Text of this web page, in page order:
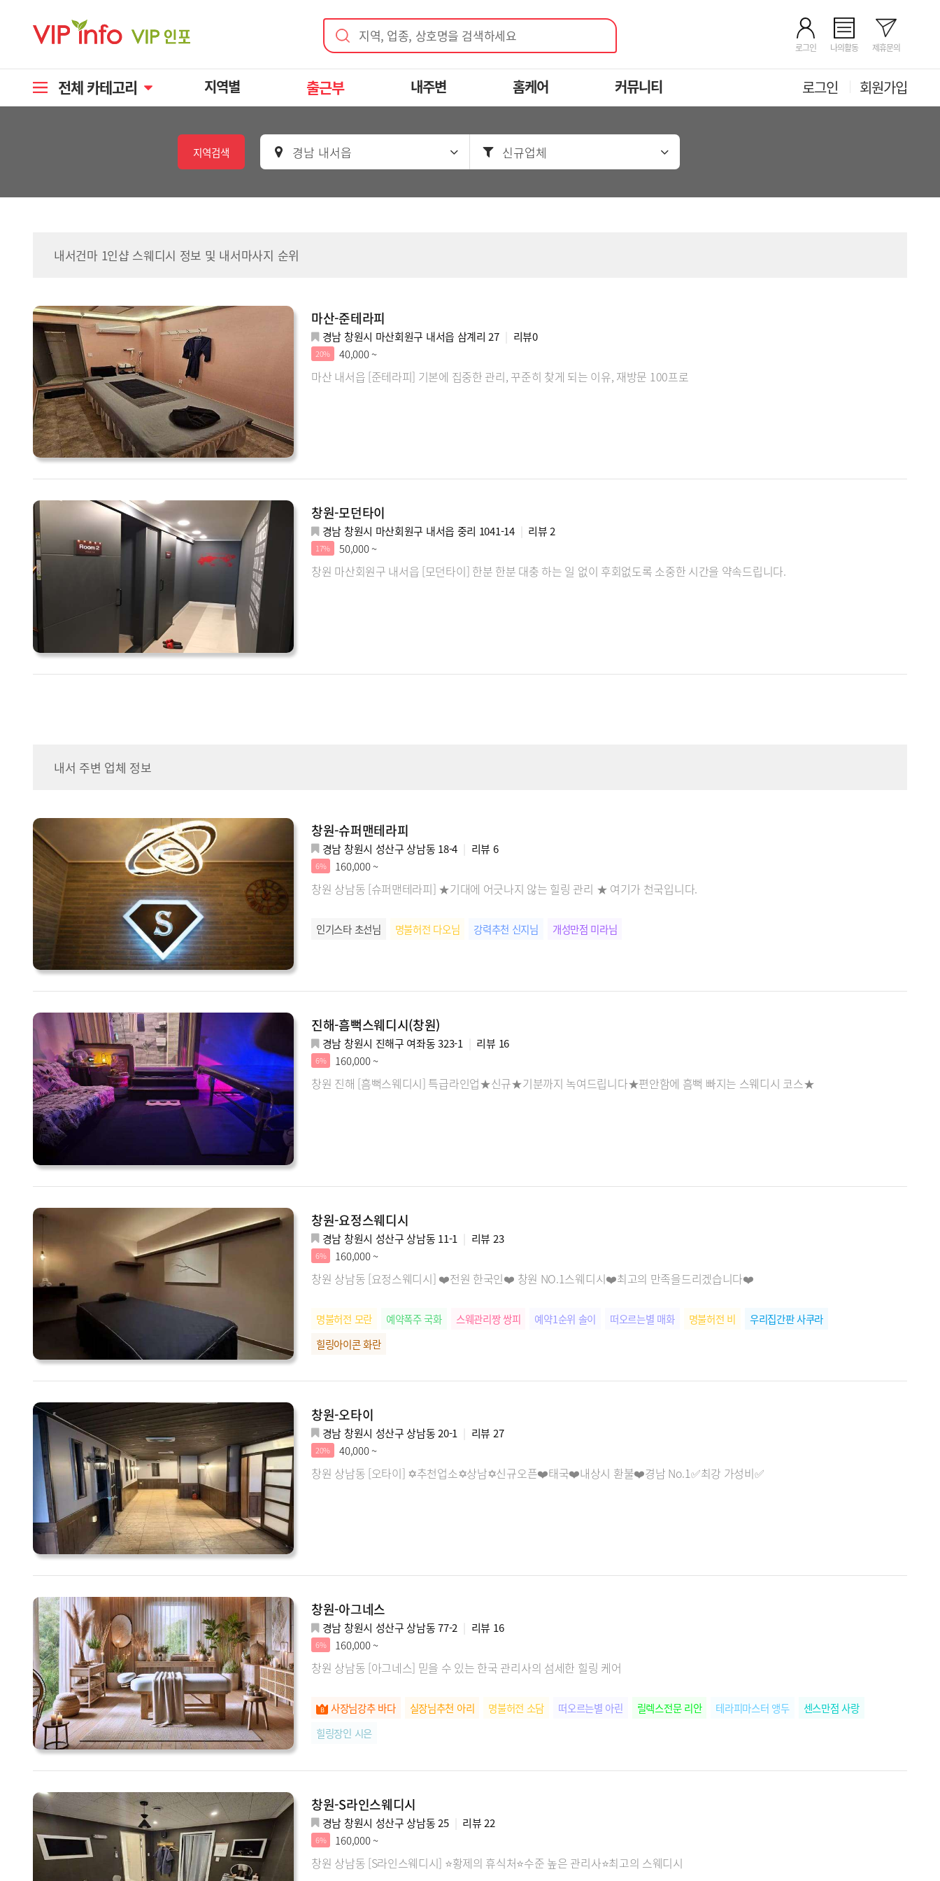
지역, 업종, 상호명을 검색하세요
로그인 나의활동 제휴문의
전체 카테고리 지역별 출근부 내주변 홈케어 커뮤니티 로그인 회원가입
지역검색 경남 내서읍 신규업체
내서건마 1인샵 스웨디시 정보 및 내서마사지 순위
마산-준테라피
경남 창원시 마산회원구 내서읍 삼계리 27 리뷰0
20% 40,000 ~
마산 내서읍 [준테라피] 기본에 집중한 관리, 꾸준히 찾게 되는 이유, 재방문 100프로
창원-모던타이
경남 창원시 마산회원구 내서읍 중리 1041-14 리뷰2
17% 50,000 ~
창원 마산회원구 내서읍 [모던타이] 한분 한분 대충 하는 일 없이 후회없도록 소중한 ​시간을 약속드립니다.
내서 주변 업체 정보
창원-슈퍼맨테라피
경남 창원시 성산구 상남동 18-4 리뷰 6
6% 160,000 ~
창원 상남동 [슈퍼맨테라피] ★기대에 어긋나지 않는 힐링 관리 ★ 여기가 천국입니다.
인기스타 초선님 명불허전 다오님 강력추천 신지님 개성만점 미라님
진해-흠뻑스웨디시(창원)
경남 창원시 진해구 여좌동 323-1 리뷰 16
6% 160,000 ~
창원 진해 [흠뻑스웨디시] 특급라인업★신규★기분까지 녹여드립니다★편안함에 흠뻑 빠지는 스웨디시 코스★
창원-요정스웨디시
경남 창원시 성산구 상남동 11-1 리뷰 23
6% 160,000 ~
창원 상남동 [요정스웨디시] ❤️전원 한국인❤️ 창원 NO.1스웨디시❤️최고의 만족을드리겠습니다❤️
명불허전 모란 예약폭주 국화 스웨관리짱 쌍피 예약1순위 솔이 떠오르는별 매화 명불허전 비
우리집간판 사쿠라
힐링아이콘 화란
창원-오타이
경남 창원시 성산구 상남동 20-1 리뷰 27
20% 40,000 ~
창원 상남동 [오타이] ✡️추천업소✡️상남✡️신규오픈❤️태국❤️내상시 환불❤️경남 No.1✅최강 가성비✅
창원-아그네스
경남 창원시 성산구 상남동 77-2 리뷰 16
6% 160,000 ~
창원 상남동 [아그네스] 믿을 수 있는 한국 관리사의 섬세한 힐링 케어
사장님강추 바다 실장님추천 아리 명불허전 소담 떠오르는별 아린 릴렉스전문 리안 테라피마스터 앵두
센스만점 사랑
힐링장인 시은
창원-S라인스웨디시
경남 창원시 성산구 상남동 25 리뷰22
6% 160,000 ~
창원 상남동 [S라인스웨디시] ⭐황제의 휴식처⭐수준 높은 관리사⭐최고의 스웨디시